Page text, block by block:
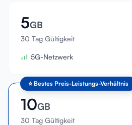
5GB
30 Tag Gültigkeit
5G-Netzwerk
⭐ Bestes Preis-Leistungs-Verhältnis
10GB
30 Tag Gültigkeit